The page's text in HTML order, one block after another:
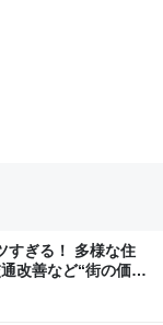
すぎる！ 多様な住
改善など“街の価値